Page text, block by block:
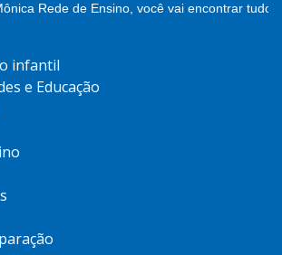
Rede de Ensino, você vai encontrar
infantil
e Educação